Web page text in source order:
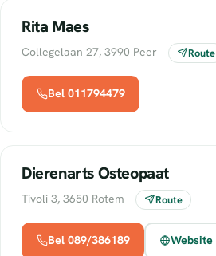
Rita Maes
Collegelaan 27, 3990 Peer Route
Bel 011794479
Dierenarts Osteopaat
Tivoli 3, 3650 Rotem Route
Bel 089/386189 Website